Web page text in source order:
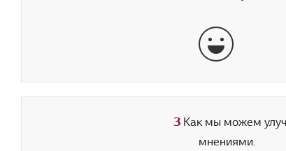
отлично
3 Как мы можем
мнениями.